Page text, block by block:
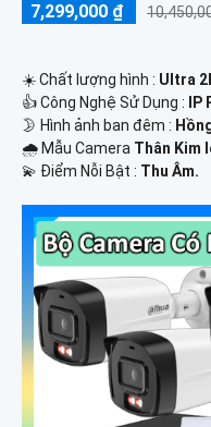
7,299,000 ₫
☀️ Chất lượng hình : Ultra
👍 Công Nghệ Sử Dụng :
IP
🌛 Hình ảnh ban đêm :
🌧️ Mẫu Camera Thân Kim
️💫 Điểm Nỗi Bật : Thu Âm.